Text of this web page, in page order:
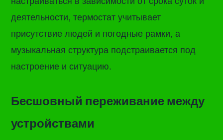
деятельности, термостат учитывает
присутствие людей и погодные рамки, а
музыкальная структура подстраивается под
настроение и ситуацию.
Бесшовный переживание между
устройствами